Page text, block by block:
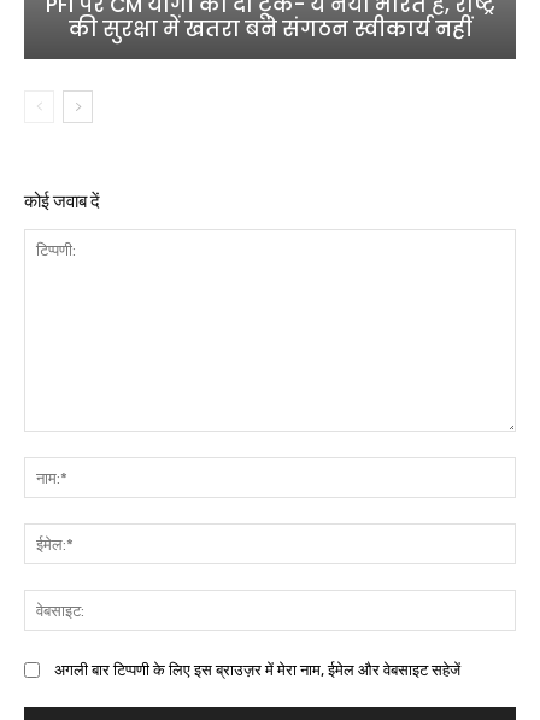
की सुरक्षा में खतरा बने संगठन स्वीकार्य नहीं
कोई जवाब दें
अगली बार टिप्पणी के लिए इस ब्राउज़र में मेरा नाम, ईमेल और वेबसाइट सहेजें